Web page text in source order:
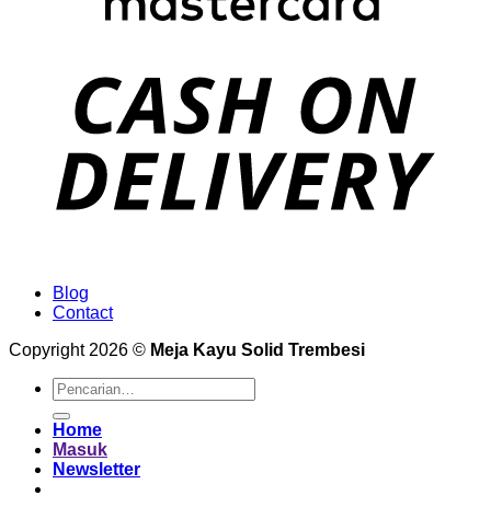
Blog
Contact
Copyright 2026 © Meja Kayu Solid Trembesi
Pencarian
untuk:
Home
Masuk
Newsletter